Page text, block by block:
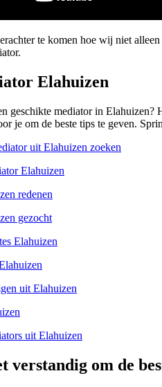
te komen hoe wij niet
Elahuizen
geschikte mediator in
je om de beste tips te geven.
uit Elahuizen zoeken
Elahuizen
redenen
gezocht
Elahuizen
uit Elahuizen
uit Elahuizen
verstandig om de